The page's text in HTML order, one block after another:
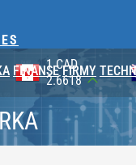
FINANSE FIRMY
1 AUD
2.6265